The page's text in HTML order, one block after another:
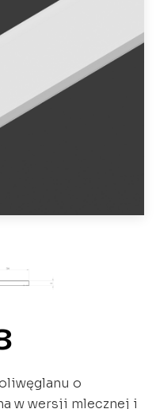
o
w wersji mlecznej i